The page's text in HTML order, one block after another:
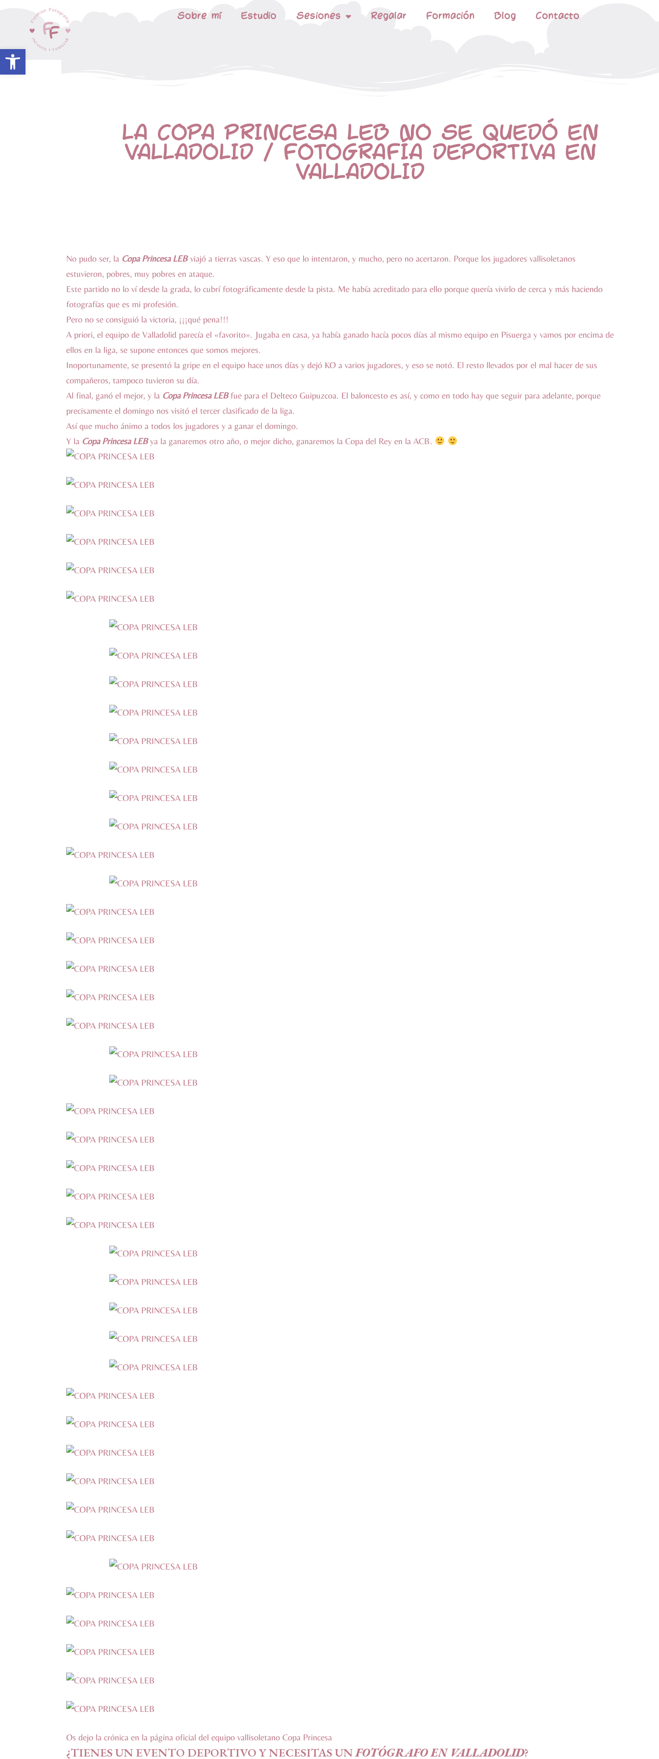
Abrir barra de herramientas
Sobre mí Estudio Sesiones Regalar Formación Blog Contacto
LA COPA PRINCESA LEB NO SE QUEDÓ EN
VALLADOLID / FOTOGRAFÍA DEPORTIVA EN
VALLADOLID
No pudo ser, la Copa Princesa LEBviajó a tierras vascas. Y eso que lo intentaron, y mucho, pero no acertaron. Porque los jugadores vallisoletanos
estuvieron, pobres, muy pobres en ataque.
Este partido no lo ví desde la grada, lo cubrí fotográficamente desde la pista. Me había acreditado para ello porque quería vivirlo de cerca y más haciendo
fotografías que es mi profesión.
Pero no se consiguió la victoria, ¡¡¡qué pena!!!
A priori, el equipo de Valladolid parecía el «favorito». Jugaba en casa, ya había ganado hacía pocos días al mismo equipo en Pisuerga y vamos por encima de
ellos en la liga, se supone entonces que somos mejores.
Inoportunamente, se presentó la gripe en el equipo hace unos días y dejó KO a varios jugadores, y eso se notó. El resto llevados por el mal hacer de sus
compañeros, tampoco tuvieron su día.
Al final, ganó el mejor, y la Copa Princesa LEBfue para el Delteco Guipuzcoa. El baloncesto es así, y como en todo hay que seguir para adelante, porque
precisamente el domingo nos visitó el tercer clasificado de la liga.
Así que mucho ánimo a todos los jugadores y a ganar el domingo.
Y la Copa Princesa LEBya la ganaremos otro año, o mejor dicho, ganaremos la Copa del Rey en la ACB.
Os dejo la crónica en la página oficial del equipo vallisoletano Copa Princesa
¿TIENES UN EVENTO DEPORTIVO Y NECESITAS UNFOTÓGRAFO EN VALLADOLID?